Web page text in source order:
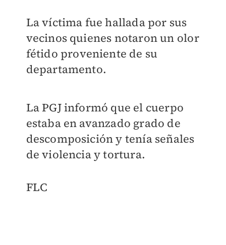
La víctima fue hallada por sus
vecinos quienes notaron un olor
fétido proveniente de su
departamento.
La PGJ informó que el cuerpo
estaba en avanzado grado de
descomposición y tenía señales
de violencia y tortura.
FLC